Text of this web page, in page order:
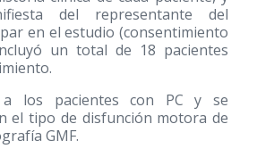
del representante del
en el estudio (consentimiento
un total de 18 pacientes
a los pacientes con PC y se
el tipo de disfunción motora de
GMF.